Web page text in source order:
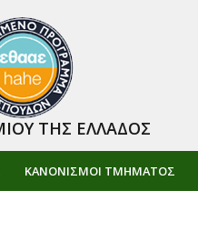
ΚΑΝΟΝΙΣΜΟΙ ΤΜΗΜΑΤΟΣ
ΤΗΣ ΕΛΛΑΔΟΣ